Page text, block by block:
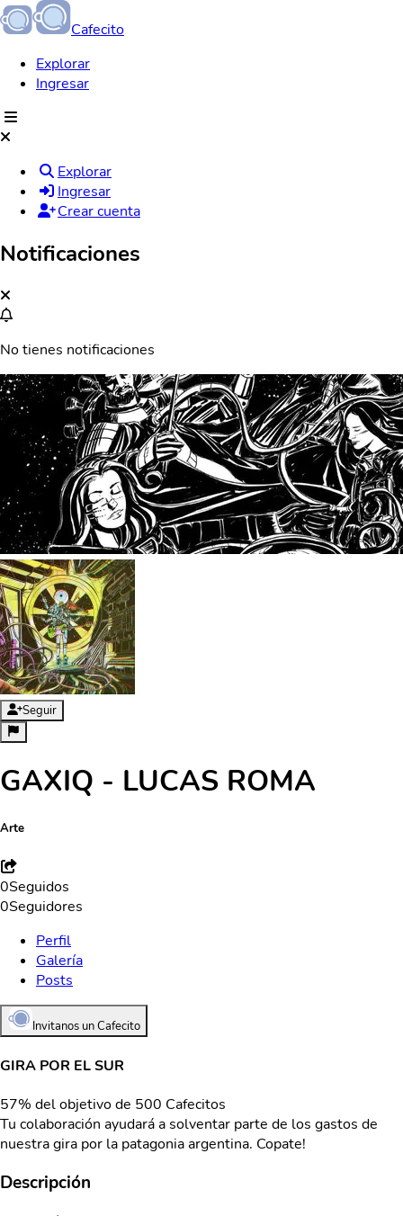
Cafecito
Explorar
Ingresar
Explorar
Ingresar
Crear cuenta
Notificaciones
No tienes notificaciones
Seguir
GAXIQ - LUCAS ROMA
Arte
0Seguidos
0Seguidores
Perfil
Galería
Posts
Invitanos un Cafecito
GIRA POR EL SUR
57% del objetivo de 500 Cafecitos
Tu colaboración ayudará a solventar parte de los gastos de
nuestra gira por la patagonia argentina. Copate!
Descripción